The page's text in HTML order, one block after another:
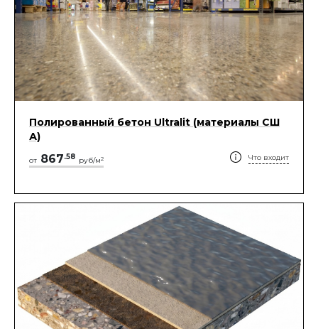
Полированный бетон Ultralit (материалы СШ
А)
от 867.58 руб/м2 Что входит